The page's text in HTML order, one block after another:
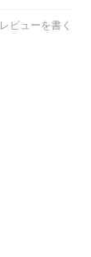
レビューを書く